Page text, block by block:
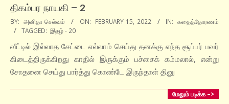
திகம்பர நாயகி – 2
2022-
02-
15
BY: அனிதா செல்வம் ON: FEBRUARY 15, 2022 IN: கதைத்தோரணம்
TAGGED: இதழ் - 20
வீட்டில் இல்லாத சேட்டை எல்லாம் செய்து தனக்கு எந்த சூப்பர் பவர்
கிடைத்திருக்கிறது காதில் இருக்கும் பச்சைக் கம்மலால், என்று
சோதனை செய்து பார்த்து கொண்டே இருந்தாள் தினு‌
மேலும் படிக்க –>